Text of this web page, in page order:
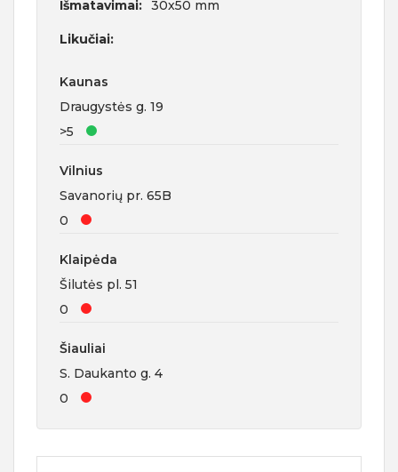
Išmatavimai: 30x50 mm
Likučiai:
Kaunas
Draugystės g. 19
>5
Vilnius
Savanorių pr. 65B
0
Klaipėda
Šilutės pl. 51
0
Šiauliai
S. Daukanto g. 4
0